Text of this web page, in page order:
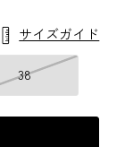
サイズガイド
38